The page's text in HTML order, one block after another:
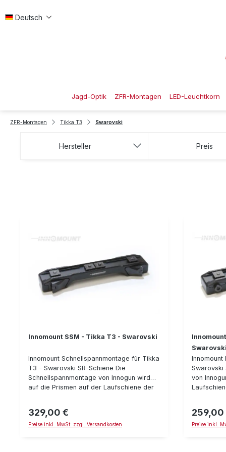
Deutsch
Jagd-Optik ZFR-Montagen LED-Leuchtkorn
ZFR-Montagen Tikka T3 Swarovski
Hersteller Preis
Innomount SSM - Tikka T3 - Swarovski
Innomount Schnellspannmontage für Tikka
T3 - Swarovski SR-Schiene Die
Schnellspannmontage von Innogun wird
auf die Prismen auf der Laufschiene der
und wiederholgenau befestigt. Die
Verzahnung auf der Oberseite der
Regulärer Preis:
329,00 €
Preise inkl. MwSt. zzgl. Versandkosten
Swarovski
Swarovski
von
gefräst,
Regulärer
259,00
Preise inkl.